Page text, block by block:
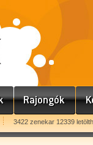
3422 zenekar 12339